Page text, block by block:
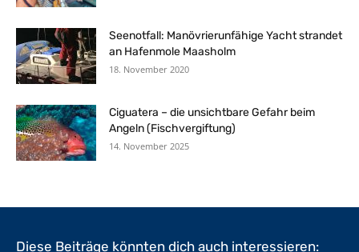
Seenotfall: Manövrierunfähige Yacht strandet
an Hafenmole Maasholm
18. November 2020
Ciguatera – die unsichtbare Gefahr beim
Angeln (Fischvergiftung)
14. November 2025
Diese Beiträge könnten dich auch interessieren: